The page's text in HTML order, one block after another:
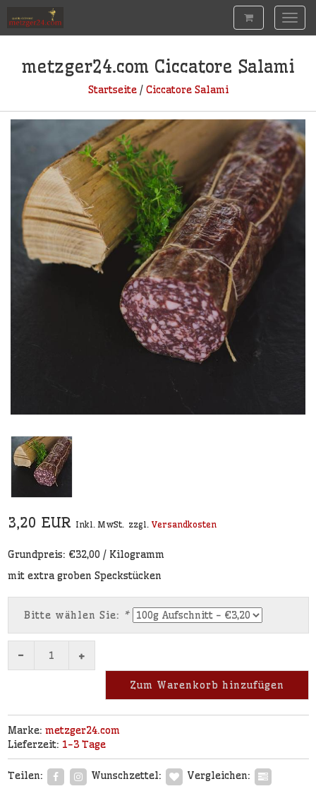
metzger24.com Ciccatore Salami
Startseite/ Ciccatore Salami
3,20 EUR Inkl. MwSt. zzgl. Versandkosten
Grundpreis: €32,00 / Kilogramm
mit extra groben Speckstücken
Bitte wählen Sie: *
- +
Zum Warenkorb hinzufügen
Marke: metzger24.com
Lieferzeit: 1-3 Tage
Teilen: Wunschzettel: Vergleichen: